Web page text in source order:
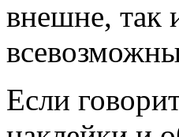
внешне, так
Если